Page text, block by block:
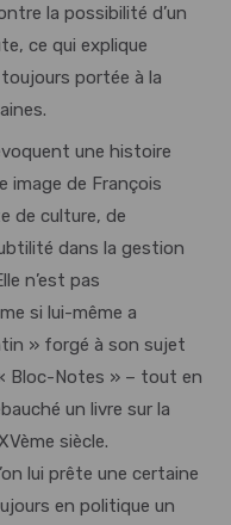
la possibilité d’un
ce qui explique
portée à la
une histoire
image de François
de culture, de
dans la gestion
n’est pas
si lui-même a
» forgé à son sujet
Bloc-Notes » – tout en
un livre sur la
siècle.
lui prête une certaine
en politique un